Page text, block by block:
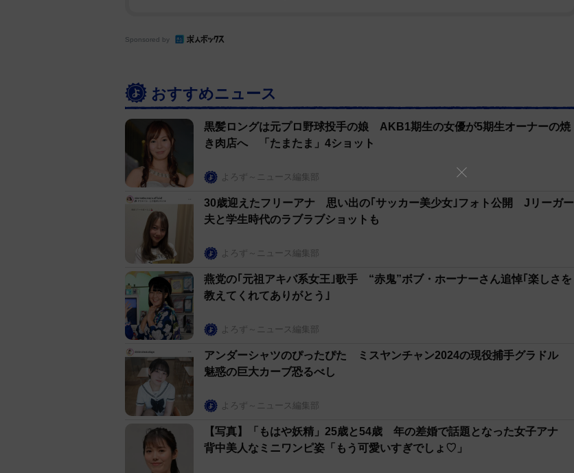
Sponsored by
おすすめニュース
黒髪ロングは元プロ野球投手の娘 AKB1期生の女優が5期生オーナーの焼
き肉店へ 「たまたま」4ショット
よろず～ニュース編集部
30歳迎えたフリーアナ 思い出の｢サッカー美少女｣フォト公開 Jリーガー
夫と学生時代のラブラブショットも
よろず～ニュース編集部
燕党の｢元祖アキバ系女王｣歌手 “赤鬼”ボブ・ホーナーさん追悼｢楽しさを
教えてくれてありがとう｣
よろず～ニュース編集部
アンダーシャツのぴったぴた ミスヤンチャン2024の現役捕手グラドル
魅惑の巨大カーブ恐るべし
よろず～ニュース編集部
【写真】「もはや妖精」25歳と54歳 年の差婚で話題となった女子アナ
背中美人なミニワンピ姿「もう可愛いすぎでしょ♡」